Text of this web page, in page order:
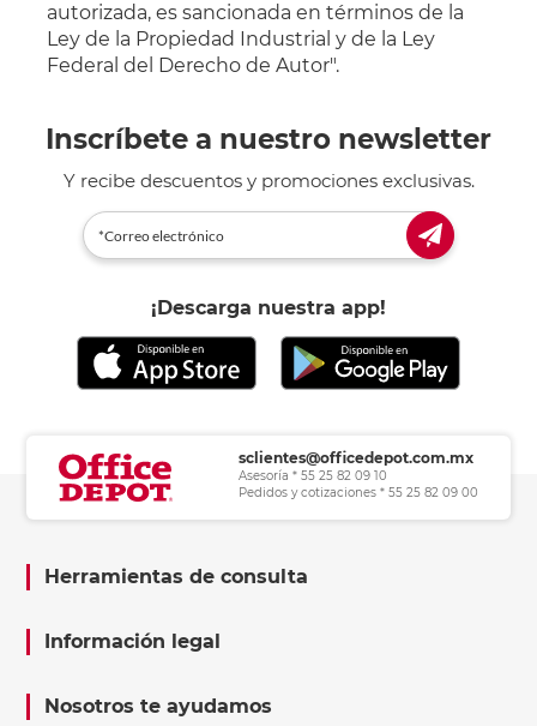
autorizada, es sancionada en términos de la
Ley de la Propiedad Industrial y de la Ley
Federal del Derecho de Autor".
Inscríbete a nuestro newsletter
Y recibe descuentos y promociones exclusivas.
¡Descarga nuestra app!
sclientes@officedepot.com.mx
Asesoría * 55 25 82 09 10
Pedidos y cotizaciones * 55 25 82 09 00
Herramientas de consulta
Información legal
Nosotros te ayudamos